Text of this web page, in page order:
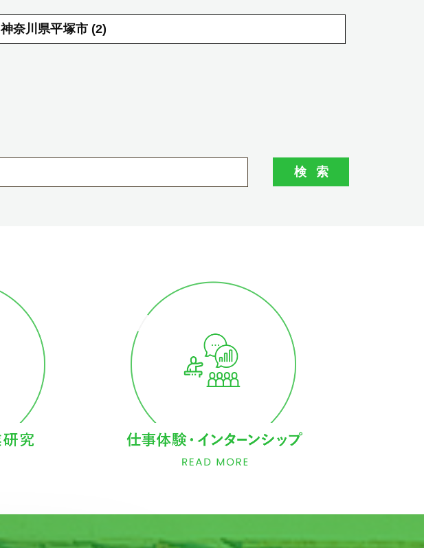
神奈川県平塚市 (2)